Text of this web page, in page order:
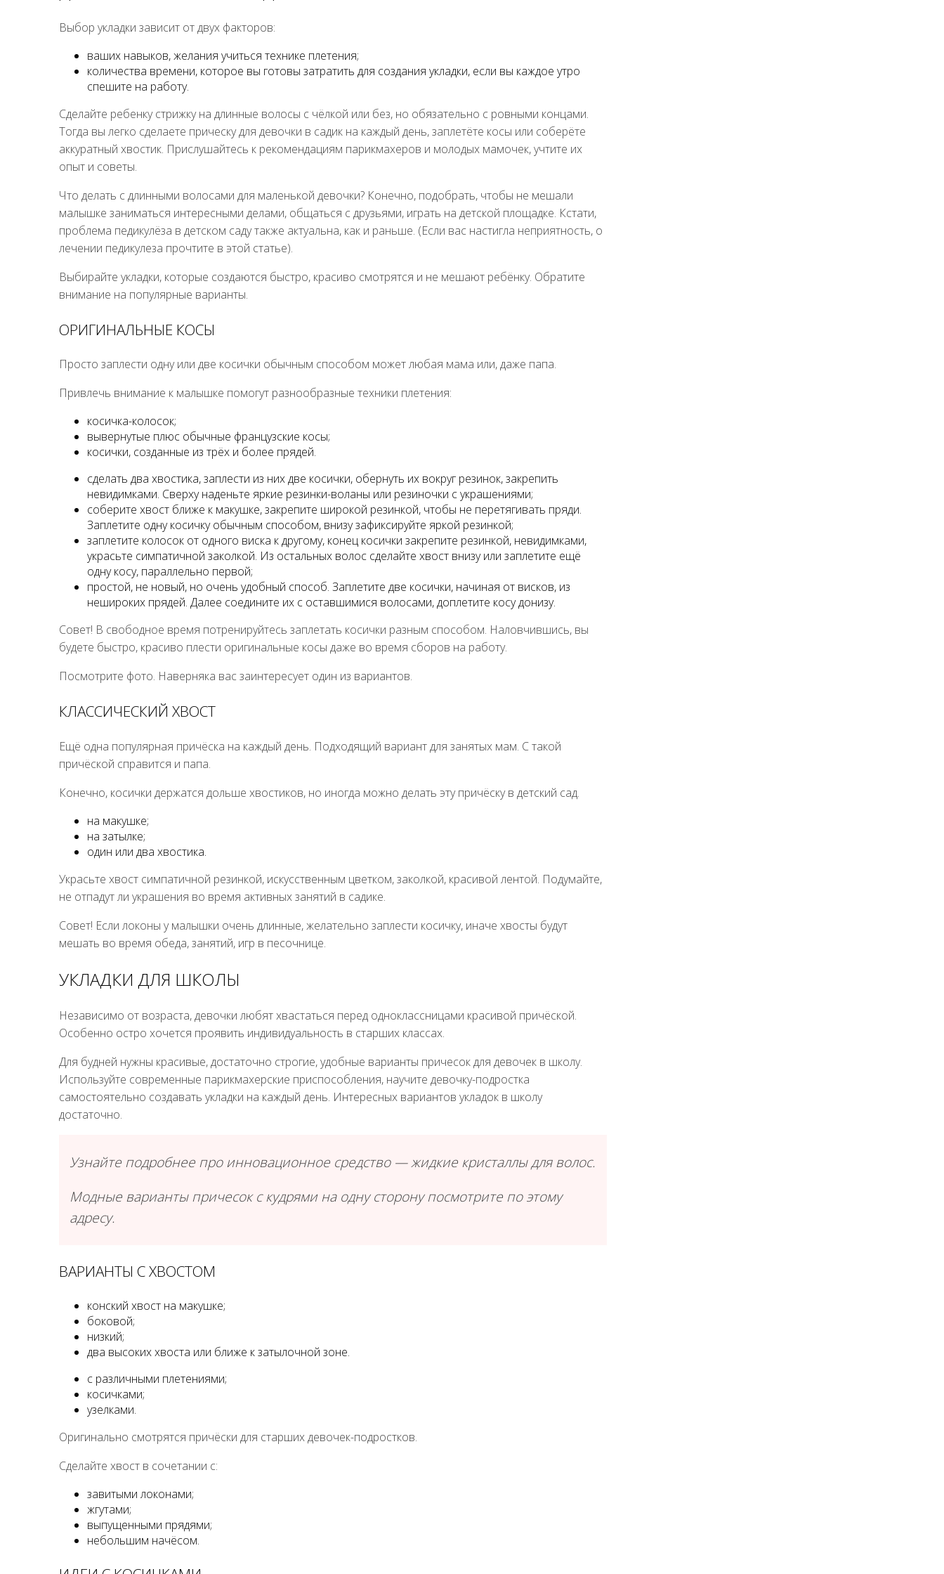
Выбор укладки зависит от двух факторов:
ваших навыков, желания учиться технике плетения;
количества времени, которое вы готовы затратить для создания укладки, если вы каждое утро
спешите на работу.
Сделайте ребенку стрижку на длинные волосы с чёлкой или без, но обязательно с ровными концами.
Тогда вы легко сделаете прическу для девочки в садик на каждый день, заплетёте косы или соберёте
аккуратный хвостик. Прислушайтесь к рекомендациям парикмахеров и молодых мамочек, учтите их
опыт и советы.
Что делать с длинными волосами для маленькой девочки? Конечно, подобрать, чтобы не мешали
малышке заниматься интересными делами, общаться с друзьями, играть на детской площадке. Кстати,
проблема педикулёза в детском саду также актуальна, как и раньше. (Если вас настигла неприятность, о
лечении педикулеза прочтите в этой статье).
Выбирайте укладки, которые создаются быстро, красиво смотрятся и не мешают ребёнку. Обратите
внимание на популярные варианты.
ОРИГИНАЛЬНЫЕ КОСЫ
Просто заплести одну или две косички обычным способом может любая мама или, даже папа.
Привлечь внимание к малышке помогут разнообразные техники плетения:
косичка-колосок;
вывернутые плюс обычные французские косы;
косички, созданные из трёх и более прядей.
сделать два хвостика, заплести из них две косички, обернуть их вокруг резинок, закрепить
невидимками. Сверху наденьте яркие резинки-воланы или резиночки с украшениями;
соберите хвост ближе к макушке, закрепите широкой резинкой, чтобы не перетягивать пряди.
Заплетите одну косичку обычным способом, внизу зафиксируйте яркой резинкой;
заплетите колосок от одного виска к другому, конец косички закрепите резинкой, невидимками,
украсьте симпатичной заколкой. Из остальных волос сделайте хвост внизу или заплетите ещё
одну косу, параллельно первой;
простой, не новый, но очень удобный способ. Заплетите две косички, начиная от висков, из
нешироких прядей. Далее соедините их с оставшимися волосами, доплетите косу донизу.
Совет! В свободное время потренируйтесь заплетать косички разным способом. Наловчившись, вы
будете быстро, красиво плести оригинальные косы даже во время сборов на работу.
Посмотрите фото. Наверняка вас заинтересует один из вариантов.
КЛАССИЧЕСКИЙ ХВОСТ
Ещё одна популярная причёска на каждый день. Подходящий вариант для занятых мам. С такой
причёской справится и папа.
Конечно, косички держатся дольше хвостиков, но иногда можно делать эту причёску в детский сад.
на макушке;
на затылке;
один или два хвостика.
Украсьте хвост симпатичной резинкой, искусственным цветком, заколкой, красивой лентой. Подумайте,
не отпадут ли украшения во время активных занятий в садике.
Совет! Если локоны у малышки очень длинные, желательно заплести косичку, иначе хвосты будут
мешать во время обеда, занятий, игр в песочнице.
УКЛАДКИ ДЛЯ ШКОЛЫ
Независимо от возраста, девочки любят хвастаться перед одноклассницами красивой причёской.
Особенно остро хочется проявить индивидуальность в старших классах.
Для будней нужны красивые, достаточно строгие, удобные варианты причесок для девочек в школу.
Используйте современные парикмахерские приспособления, научите девочку-подростка
самостоятельно создавать укладки на каждый день. Интересных вариантов укладок в школу
достаточно.
Узнайте подробнее про инновационное средство — жидкие кристаллы для волос.
Модные варианты причесок с кудрями на одну сторону посмотрите по этому
адресу.
ВАРИАНТЫ С ХВОСТОМ
конский хвост на макушке;
боковой;
низкий;
два высоких хвоста или ближе к затылочной зоне.
с различными плетениями;
косичками;
узелками.
Оригинально смотрятся причёски для старших девочек-подростков.
Сделайте хвост в сочетании с:
завитыми локонами;
жгутами;
выпущенными прядями;
небольшим начёсом.